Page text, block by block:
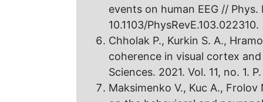
events on human EEG // Phys.
10.1103/PhysRevE.103.022310.
Chholak P., Kurkin S. A.,
coherence in visual cortex
Sciences. 2021. Vol. 11, no. 1.
Maksimenko V., Kuc A.,